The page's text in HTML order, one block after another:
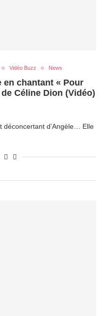
Vidéo Buzz News
chantant « Pour
Céline Dion (Vidéo)
déconcertant d’Angèle… Elle